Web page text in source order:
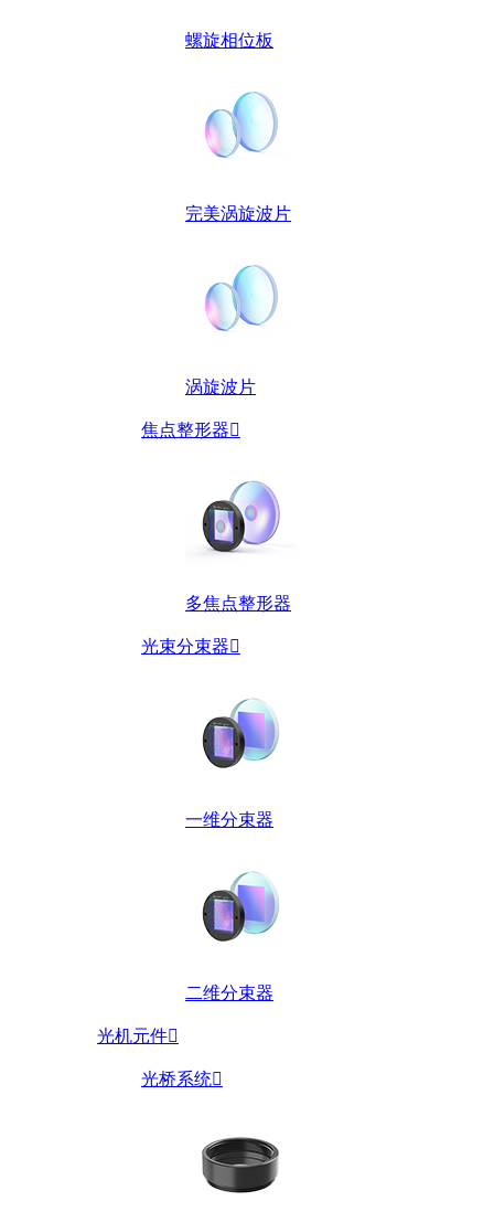
螺旋相位板
完美涡旋波片
涡旋波片
焦点整形器
多焦点整形器
光束分束器
一维分束器
二维分束器
光机元件
光桥系统